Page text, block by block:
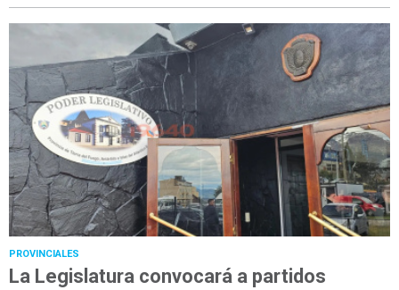
PROVINCIALES
La Legislatura convocará a partidos